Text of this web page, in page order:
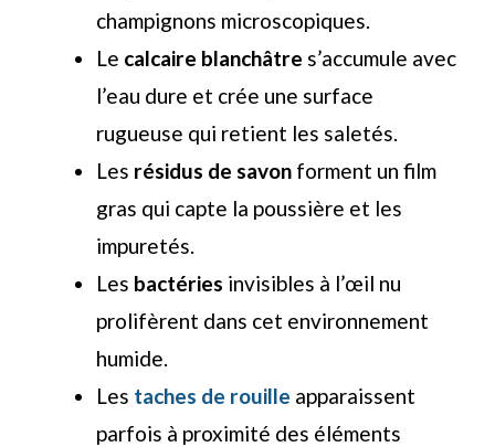
champignons microscopiques.
Le calcaire blanchâtre s’accumule avec
l’eau dure et crée une surface
rugueuse qui retient les saletés.
Les résidus de savon forment un film
gras qui capte la poussière et les
impuretés.
Les bactéries invisibles à l’œil nu
prolifèrent dans cet environnement
humide.
Les taches de rouille apparaissent
parfois à proximité des éléments